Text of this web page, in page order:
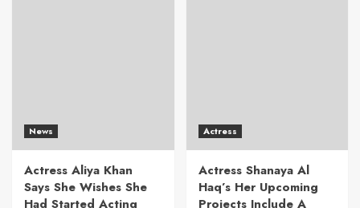
News
Actress Aliya Khan
Says She Wishes She
Had Started Acting
Actress
Actress Shanaya Al
Haq’s Her Upcoming
Projects Include A